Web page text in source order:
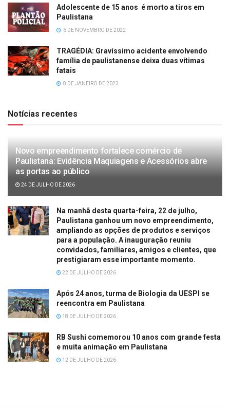
Adolescente de 15 anos é morto a tiros em
Paulistana
6 DE NOVEMBRO DE 2022
TRAGÉDIA: Gravíssimo acidente envolvendo
família de paulistanense deixa duas vítimas
fatais
8 DE JANEIRO DE 2023
Notícias recentes
Novo empreendimento fortalece comércio de
Paulistana: Evidência Maquiagens e Acessórios abre
as portas ao público
24 DE JULHO DE 2026
Na manhã desta quarta-feira, 22 de julho,
Paulistana ganhou um novo empreendimento,
ampliando as opções de produtos e serviços
para a população. A inauguração reuniu
convidados, familiares, amigos e clientes, que
prestigiaram esse importante momento.
22 DE JULHO DE 2026
Após 24 anos, turma de Biologia da UESPI se
reencontra em Paulistana
18 DE JULHO DE 2026
RB Sushi comemorou 10 anos com grande festa
e muita animação em Paulistana
12 DE JULHO DE 2026